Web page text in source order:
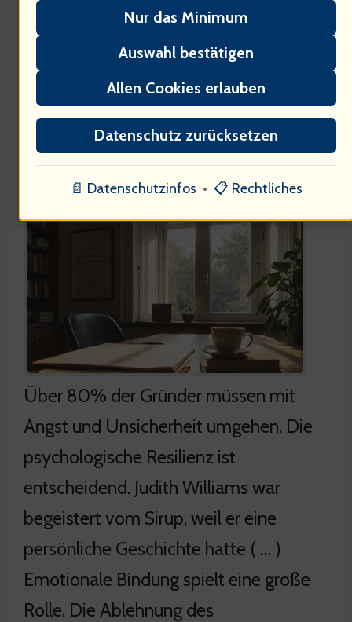
der Verbraucher. Wie sieht das nächste
Genie die soziale Verantwortung in der
heutigen Geschäftswelt?
Psychologische Aspekte des
Unternehmertums
Über 80% der Gründer müssen mit
Angst und Unsicherheit umgehen. Die
psychologische Resilienz ist
entscheidend. Judith Williams war
begeistert vom Sirup, weil er eine
persönliche Geschichte hatte ( … )
Emotionale Bindung spielt eine große
Rolle. Die Ablehnung des
Nur das Minimum
Auswahl bestätigen
Allen Cookies erlauben
Datenschutz zurücksetzen
📄 Datenschutzinfos • 📋 Rechtliches